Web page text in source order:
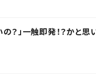
？」一触即発！？かと思